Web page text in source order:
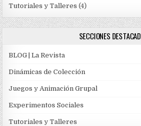
Tutoriales y Talleres (4)
SECCIONES
BLOG | La Revista
Dinámicas de Colección
Juegos y Animación Grupal
Experimentos Sociales
Tutoriales y Talleres